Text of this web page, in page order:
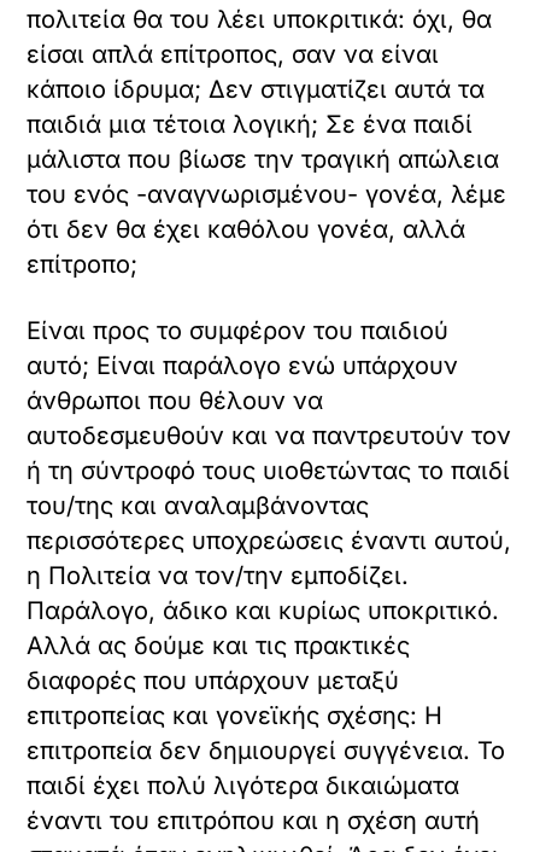
πολιτεία θα του λέει υποκριτικά: όχι, θα
είσαι απλά επίτροπος, σαν να είναι
κάποιο ίδρυμα; Δεν στιγματίζει αυτά τα
παιδιά μια τέτοια λογική; Σε ένα παιδί
μάλιστα που βίωσε την τραγική απώλεια
του ενός -αναγνωρισμένου- γονέα, λέμε
ότι δεν θα έχει καθόλου γονέα, αλλά
επίτροπο;
Είναι προς το συμφέρον του παιδιού
αυτό; Είναι παράλογο ενώ υπάρχουν
άνθρωποι που θέλουν να
αυτοδεσμευθούν και να παντρευτούν τον
ή τη σύντροφό τους υιοθετώντας το παιδί
του/της και αναλαμβάνοντας
περισσότερες υποχρεώσεις έναντι αυτού,
η Πολιτεία να τον/την εμποδίζει.
Παράλογο, άδικο και κυρίως υποκριτικό.
Αλλά ας δούμε και τις πρακτικές
διαφορές που υπάρχουν μεταξύ
επιτροπείας και γονεϊκής σχέσης: Η
επιτροπεία δεν δημιουργεί συγγένεια. Το
παιδί έχει πολύ λιγότερα δικαιώματα
έναντι του επιτρόπου και η σχέση αυτή